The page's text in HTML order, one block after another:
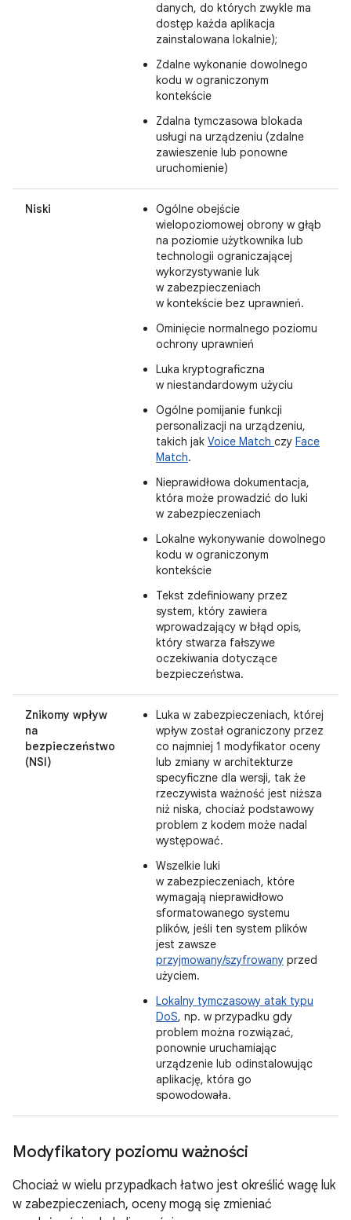
danych, do których zwykle ma
dostęp każda aplikacja
zainstalowana lokalnie);
Zdalne wykonanie dowolnego
kodu w ograniczonym
kontekście
Zdalna tymczasowa blokada
usługi na urządzeniu (zdalne
zawieszenie lub ponowne
uruchomienie)
Niski
Ogólne obejście
wielopoziomowej obrony w głąb
na poziomie użytkownika lub
technologii ograniczającej
wykorzystywanie luk
w zabezpieczeniach
w kontekście bez uprawnień.
Ominięcie normalnego poziomu
ochrony uprawnień
Luka kryptograficzna
w niestandardowym użyciu
Ogólne pomijanie funkcji
personalizacji na urządzeniu,
takich jak Voice Match czy Face
Match.
Nieprawidłowa dokumentacja,
która może prowadzić do luki
w zabezpieczeniach
Lokalne wykonywanie dowolnego
kodu w ograniczonym
kontekście
Tekst zdefiniowany przez
system, który zawiera
wprowadzający w błąd opis,
który stwarza fałszywe
oczekiwania dotyczące
bezpieczeństwa.
Znikomy wpływ
na
bezpieczeństwo
(NSI)
Luka w zabezpieczeniach, której
wpływ został ograniczony przez
co najmniej 1 modyfikator oceny
lub zmiany w architekturze
specyficzne dla wersji, tak że
rzeczywista ważność jest niższa
niż niska, chociaż podstawowy
problem z kodem może nadal
występować.
Wszelkie luki
w zabezpieczeniach, które
wymagają nieprawidłowo
sformatowanego systemu
plików, jeśli ten system plików
jest zawsze
przyjmowany/szyfrowany przed
użyciem.
Lokalny tymczasowy atak typu
DoS, np. w przypadku gdy
problem można rozwiązać,
ponownie uruchamiając
urządzenie lub odinstalowując
aplikację, która go
spowodowała.
Modyfikatory poziomu ważności
Chociaż w wielu przypadkach łatwo jest określić wagę luk
w zabezpieczeniach, oceny mogą się zmieniać